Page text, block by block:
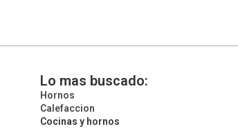
Lo mas buscado:
Hornos
Calefaccion
Cocinas y hornos